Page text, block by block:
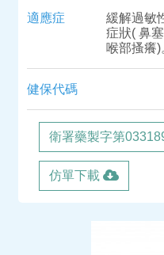
適應症
緩解過敏
症狀( 鼻
喉部搔癢)
健保代碼
衛署藥製字第
仿單下載